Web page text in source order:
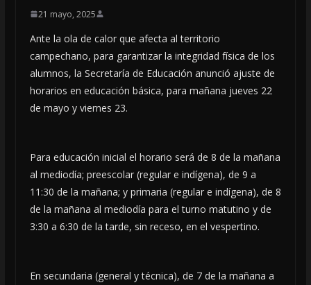
21 mayo, 2025
Ante la ola de calor que afecta al territorio
campechano, para garantizar la integridad física de los
alumnos, la Secretaría de Educación anunció ajuste de
horarios en educación básica, para mañana jueves 22
de mayo y viernes 23.
Para educación inicial el horario será de 8 de la mañana
al mediodía; preescolar (regular e indígena), de 9 a
11:30 de la mañana; y primaria (regular e indígena), de 8
de la mañana al mediodía para el turno matutino y de
3:30 a 6:30 de la tarde, sin receso, en el vespertino.
En secundaria (general y técnica), de 7 de la mañana a